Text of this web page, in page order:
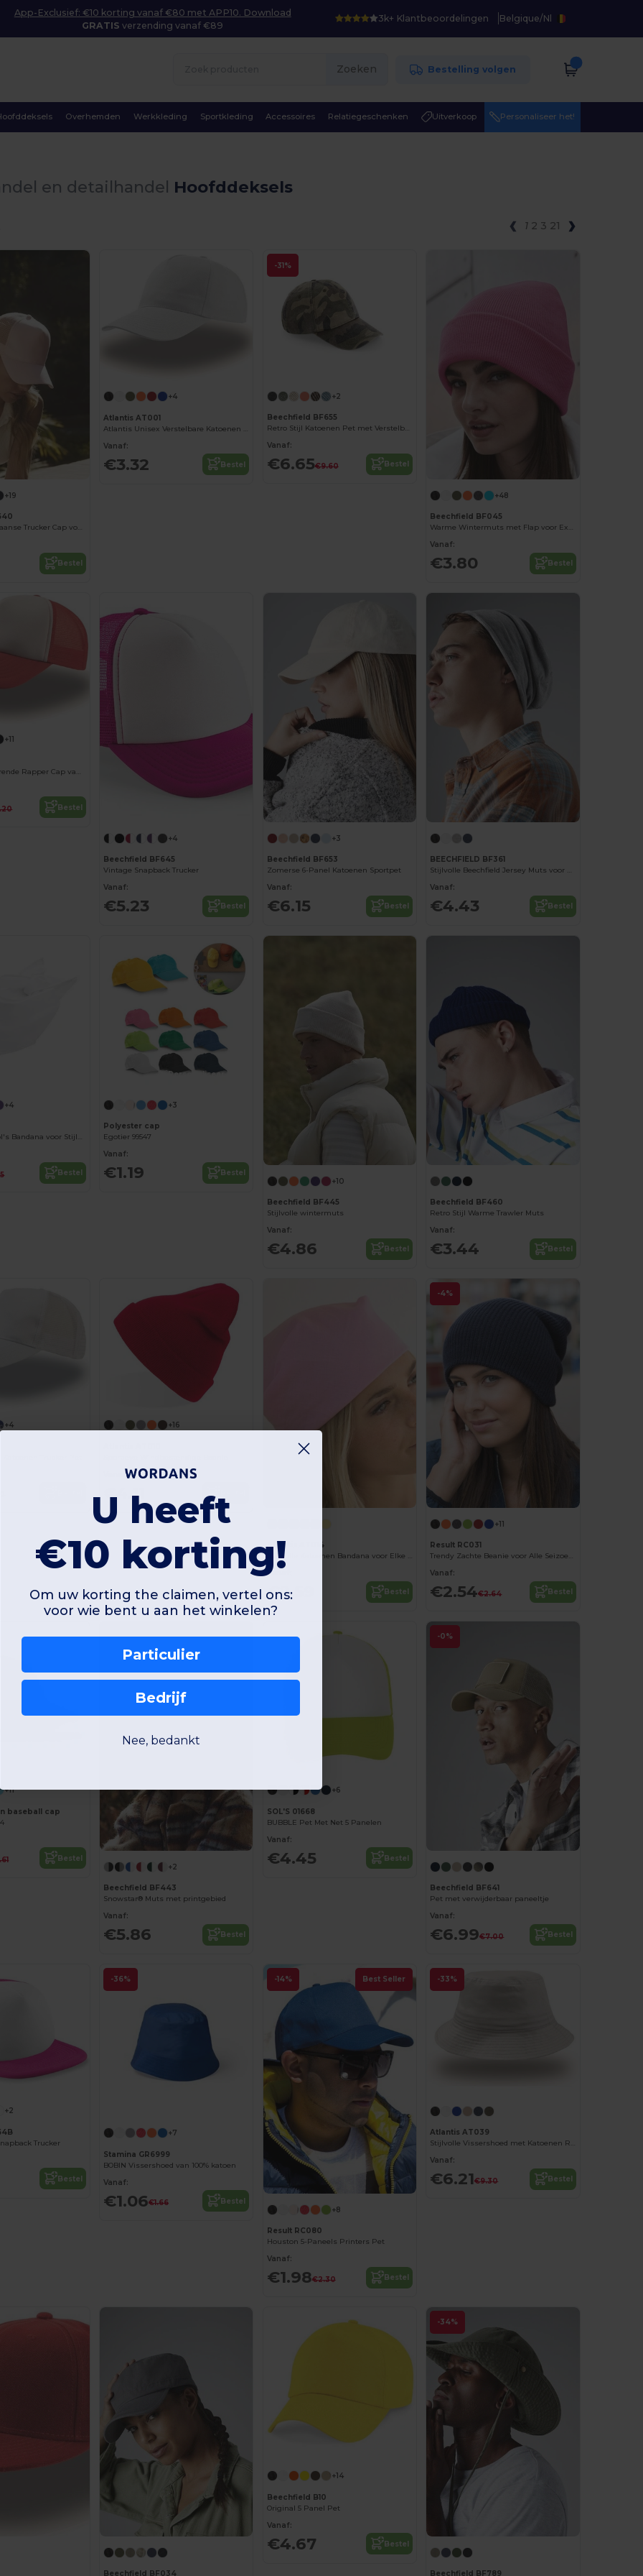
App-Exclusief: €10 korting vanaf €80 met APP10. Download
GRATIS verzending vanaf €89
3k+ Klantbeoordelingen Belgique/Nl
Zoeken Bestelling volgen
Overhemden Werkkleding Sportkleding Accessoires Relatiegeschenken Uitverkoop Personaliseer het!
en detailhandel Hoofddeksels
1 2 3 21
+19
Stijlvolle Amerikaanse Trucker Cap voor Zomer
Bestel
+4
Atlantis AT001
Atlantis Unisex Verstelbare Katoenen Cap
Vanaf:
€3.32 Bestel
-31%
+2
Beechfield BF655
Retro Stijl Katoenen Pet met Verstelbare Gesp
Vanaf:
€6.65€9.60 Bestel
+48
Beechfield BF045
Warme Wintermuts met Flap voor Extra Comfort
Vanaf:
€3.80 Bestel
+11
Moderne Ventilerende Rapper Cap van Atlantis
Bestel
+4
Beechfield BF645
Vintage Snapback Trucker
Vanaf:
€5.23 Bestel
+3
Beechfield BF653
Zomerse 6-Panel Katoenen Sportpet
Vanaf:
€6.15 Bestel
BEECHFIELD BF361
Stijlvolle Beechfield Jersey Muts voor Heren
Vanaf:
€4.43 Bestel
+4
Comfortabele Sol's Bandana voor Stijlvolle Looks
Bestel
Personaliseer het!
+3
Polyester cap
Egotier 99547
Vanaf:
€1.19
Bestel
+10
Beechfield BF445
Stijlvolle wintermuts
Vanaf:
€4.86 Bestel
Beechfield BF460
Retro Stijl Warme Trawler Muts
Vanaf:
€3.44 Bestel
+4
Trucker Pet
+16
Vanaf:
€4.11
Atlantis AT014
Stijlvolle Katoenen Bandana voor Elke Gelegenheid
Vanaf:
€2.59 Bestel
-4%
+11
Result RC031
Trendy Zachte Beanie voor Alle Seizoenen
Vanaf:
€2.54€2.64 Bestel
+11
baseball cap
Bestel
+2
Beechfield BF443
Snowstar® Muts met printgebied
Vanaf:
€5.86 Bestel
+6
SOL'S 01668
BUBBLE Pet Met Net 5 Panelen
Vanaf:
€4.45 Bestel
-0%
Beechfield BF641
Pet met verwijderbaar paneeltje
Vanaf:
€6.99€7.00 Bestel
+2
Trucker
Bestel
-36%
+7
Stamina GR6999
BOBIN Vissershoed van 100% katoen
Vanaf:
€1.06€1.66 Bestel
-14% Best Seller
+8
Result RC080
Houston 5-Paneels Printers Pet
Vanaf:
€1.98€2.30 Bestel
-33%
Atlantis AT039
Stijlvolle Vissershoed met Katoenen Rand
Vanaf:
€6.21€9.30 Bestel
Beechfield BF034
+14
Beechfield B10
Original 5 Panel Pet
Vanaf:
€4.67 Bestel
-34%
Beechfield BF789
U heeft
€10 korting!
Om uw korting the claimen, vertel ons:
voor wie bent u aan het winkelen?
Particulier
Bedrijf
Nee, bedankt